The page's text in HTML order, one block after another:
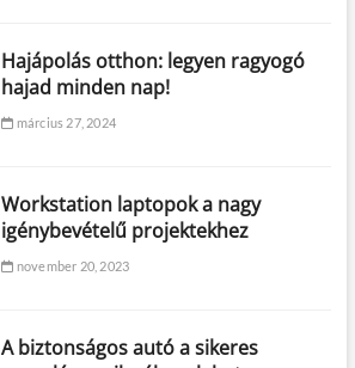
Hajápolás otthon: legyen ragyogó
hajad minden nap!
március 27, 2024
Workstation laptopok a nagy
igénybevételű projektekhez
november 20, 2023
A biztonságos autó a sikeres